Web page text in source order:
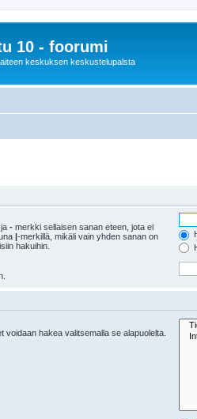
10 - foorumi
keskuksen keskustelupalsta
- merkki sellaisen sanan eteen, jota ei
|-merkillä, mikäli vain yhden sanan on
hakuihin.
voidaan hakea valitsemalla se alapuolelta.